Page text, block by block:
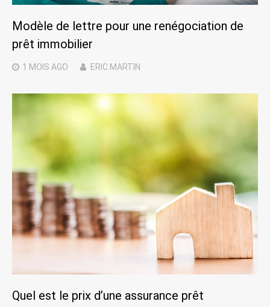
Modèle de lettre pour une renégociation de
prêt immobilier
1 MOIS AGO ERIC MARTIN
Quel est le prix d’une assurance prêt